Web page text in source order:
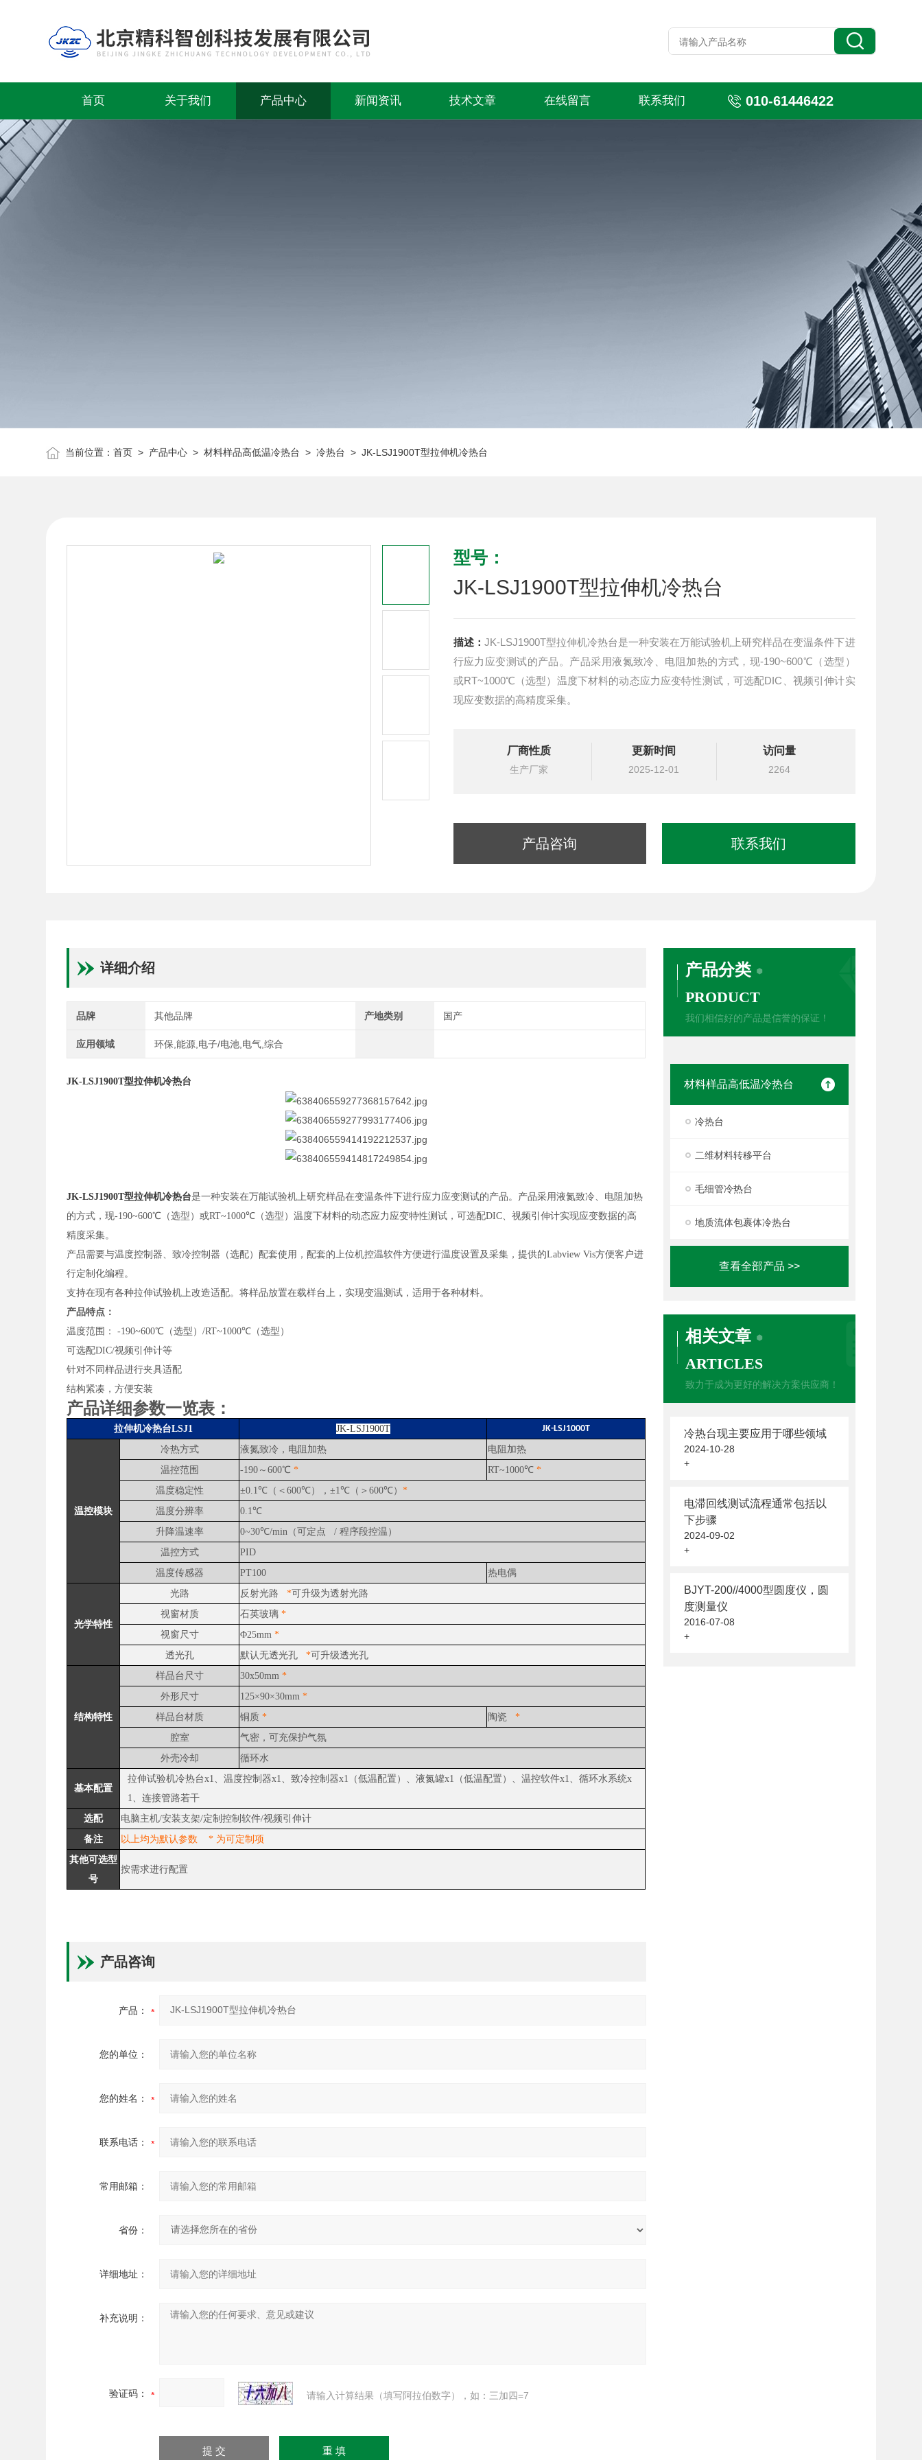
首页 关于我们 产品中心 新闻资讯 技术文章 在线留言 联系我们 010-61446422
当前位置：首页 > 产品中心 >材料样品高低温冷热台 >冷热台 > JK-LSJ1900T型拉伸机冷热台
型号：
JK-LSJ1900T型拉伸机冷热台
描述： JK-LSJ1900T型拉伸机冷热台是一种安装在万能试验机上研究样品在变温条件下进
行应力应变测试的产品。产品采用液氮致冷、电阻加热的方式，现-190~600℃（选型）
或RT~1000℃（选型）温度下材料的动态应力应变特性测试，可选配DIC、视频引伸计实
现应变数据的高精度采集。
厂商性质
生产厂家
更新时间
2025-12-01
访问量
2264
产品咨询 联系我们
产品分类
PRODUCT
我们相信好的产品是信誉的保证！
材料样品高低温冷热台
冷热台
二维材料转移平台
毛细管冷热台
地质流体包裹体冷热台
查看全部产品 >>
相关文章
ARTICLES
致力于成为更好的解决方案供应商！
冷热台现主要应用于哪些领域
2024-10-28
+
电滞回线测试流程通常包括以
下步骤
2024-09-02
+
BJYT-200//4000型圆度仪，圆
度测量仪
2016-07-08
+
详细介绍
品牌 其他品牌 产地类别 国产
应用领域 环保,能源,电子/电池,电气,综合
JK-LSJ1900T型拉伸机冷热台
JK-LSJ1900T型拉伸机冷热台是一种安装在万能试验机上研究样品在变温条件下进行应力应变测试的产品。产品采用液氮致冷、电阻加热
的方式，现-190~600℃（选型）或RT~1000℃（选型）温度下材料的动态应力应变特性测试，可选配DIC、视频引伸计实现应变数据的高
精度采集。
产品需要与温度控制器、致冷控制器（选配）配套使用，配套的上位机控温软件方便进行温度设置及采集，提供的Labview Vis方便客户进
行定制化编程。
支持在现有各种拉伸试验机上改造适配。将样品放置在载样台上，实现变温测试，适用于各种材料。
产品特点：
温度范围： -190~600℃（选型）/RT~1000℃（选型）
可选配DIC/视频引伸计等
针对不同样品进行夹具适配
结构紧凑，方便安装
产品详细参数一览表：
拉伸机冷热台LSJ1 JK-LSJ1900T JK-LSJ1000T
温控模块
冷热方式 液氮致冷，电阻加热
电阻加热
温控范围
-190～600℃* RT~1000℃*
温度稳定性
±0.1℃（＜600℃），±1℃（＞600℃）*
温度分辨率
0.1℃
升降温速率
0~30℃/min（可定点 / 程序段控温）
温控方式
PID
温度传感器
PT100 热电偶
光学特性
光路 反射光路 *可升级为透射光路
视窗材质
石英玻璃 *
视窗尺寸
Φ25mm*
透光孔
默认无透光孔 *可升级透光孔
结构特性
样品台尺寸 30x50mm *
外形尺寸
125×90×30mm*
样品台材质
铜质 * 陶瓷
*
腔室
气密，可充保护气氛
外壳冷却
循环水
基本配置
拉伸试验机冷热台x1、温度控制器x1、致冷控制器x1（低温配置）、液氮罐x1（低温配置）、温控软件x1、循环水系统x
1、连接管路若干
选配
电脑主机/安装支架/定制控制软件/视频引伸计
备注
以上均为默认参数 * 为可定制项
其他可选型
号
按需求进行配置
产品咨询
产品：
您的单位：
您的姓名：
联系电话：
常用邮箱：
省份：
详细地址：
补充说明：
验证码： 请输入计算结果（填写阿拉伯数字），如：三加四=7